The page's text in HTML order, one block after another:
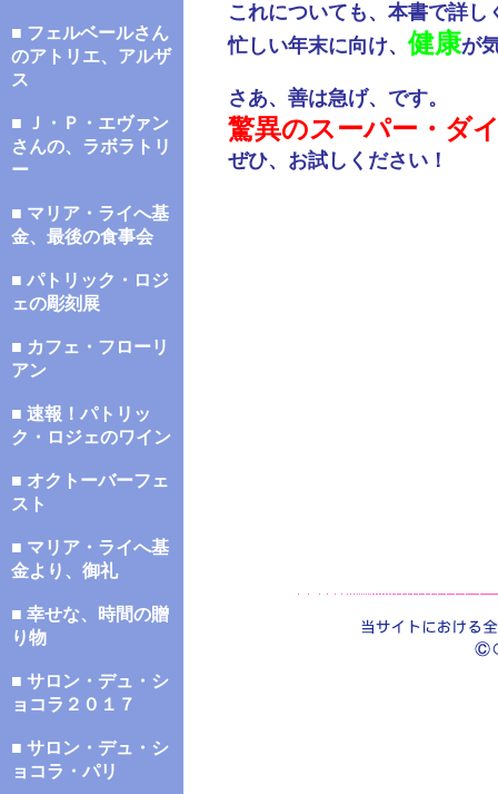
■ フェルベールさん
のアトリエ、アルザ
ス
■ Ｊ・Ｐ・エヴァン
さんの、ラボラトリ
ー
■ マリア・ライへ基
金、最後の食事会
■ パトリック・ロジ
ェの彫刻展
■ カフェ・フローリ
アン
■ 速報！パトリッ
ク・ロジェのワイン
■ オクトーバーフェ
スト
■ マリア・ライへ基
金より、御礼
■ 幸せな、時間の贈
り物
■ サロン・デュ・シ
ョコラ２０１７
■ サロン・デュ・シ
ョコラ・パリ
これについても、本書で詳し
忙しい年末に向け、健康が
さあ、善は急げ、です。
驚異のスーパー・ダ
ぜひ、お試しください！